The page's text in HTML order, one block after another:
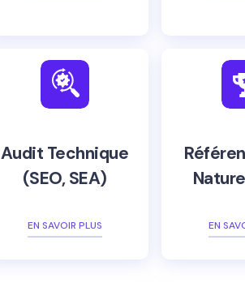
Audit Technique
(SEO, SEA)
EN SAVOIR PLUS EN